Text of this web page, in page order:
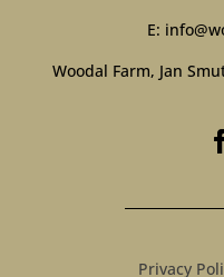
E:
Woodal Farm, Jan
Privacy